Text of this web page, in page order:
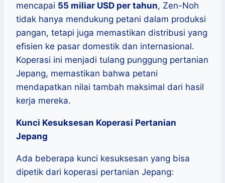
mencapai 55 miliar USD per tahun, Zen-Noh
tidak hanya mendukung petani dalam produksi
pangan, tetapi juga memastikan distribusi yang
efisien ke pasar domestik dan internasional.
Koperasi ini menjadi tulang punggung pertanian
Jepang, memastikan bahwa petani
mendapatkan nilai tambah maksimal dari hasil
kerja mereka.
Kunci Kesuksesan Koperasi Pertanian
Jepang
Ada beberapa kunci kesuksesan yang bisa
dipetik dari koperasi pertanian Jepang: